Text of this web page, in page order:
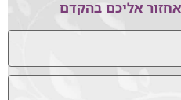
אליכם בהקדם